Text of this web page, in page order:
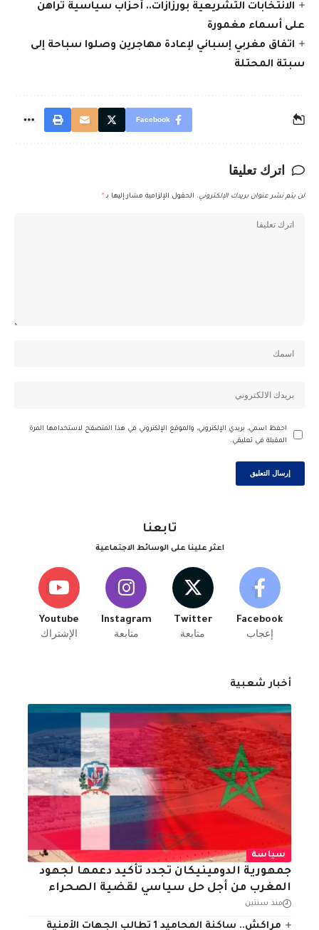
الانتخابات التشريعية بورزازات.. أحزاب سياسية تراهن
على أسماء مغمورة
اتفاق مغربي إسباني لإعادة مهاجرين وصلوا سباحة إلى
سبتة المحتلة
Facebook
اترك تعليقا
لن يتم نشر عنوان بريدك الإلكتروني. الحقول الإلزامية مشار إليها بـ *
احفظ اسمي، بريدي الإلكتروني، والموقع الإلكتروني في هذا المتصفح لاستخدامها المرة
المقبلة في تعليقي.
تابعنا
اعثر علينا على الوسائط الاجتماعية
Facebook
إعجاب
Twitter
متابعة
Instagram
متابعة
Youtube
الإشتراك
أخبار شعبية
سياسة
جمهورية الدومينيكان تجدد تأكيد دعمها لجهود
المغرب من أجل حل سياسي لقضية الصحراء
منذ سنتين
مراكش.. ساكنة المحاميد 1 تطالب الجهات الأمنية